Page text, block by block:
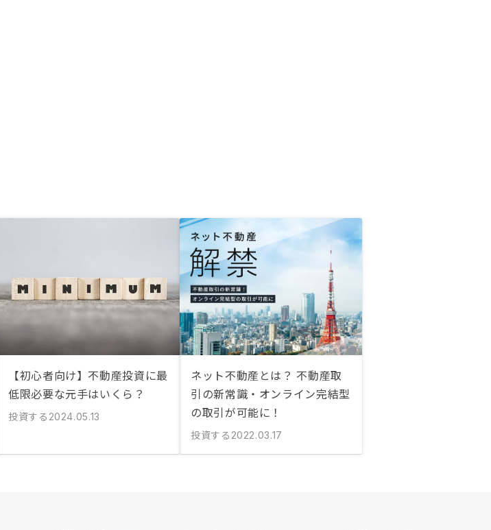
【初心者向け】不動産投資に最
低限必要な元手はいくら？
投資する 2024.05.13
ネット不動産とは？ 不動産取
引の新常識・オンライン完結型
の取引が可能に！
投資する 2022.03.17